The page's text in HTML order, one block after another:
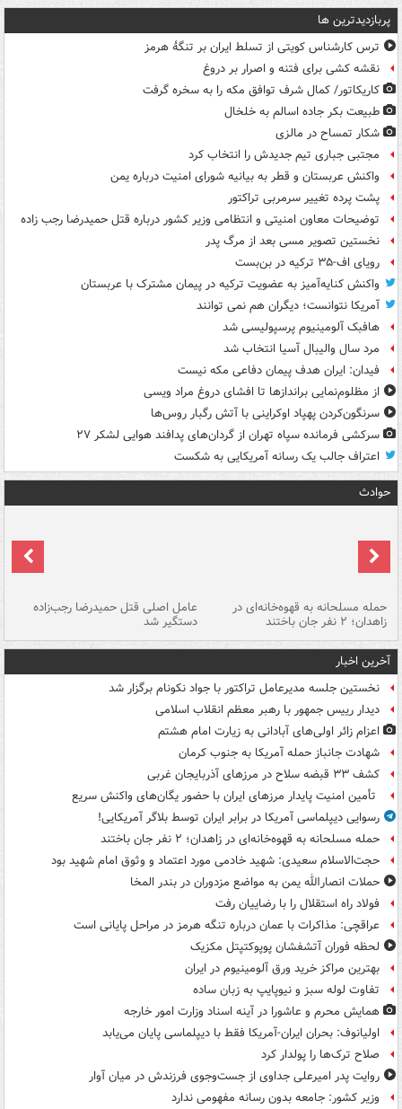
پربازدیدترین ها
ترس کارشناس کویتی از تسلط ایران بر تنگۀ هرمز
نقشه کشی برای فتنه و اصرار بر دروغ
کاریکاتور/ کمال شرف توافق مکه را به سخره گرفت
طبیعت بکر جاده اسالم به خلخال
شکار تمساح در مالزی
مجتبی جباری تیم جدیدش را انتخاب کرد
واکنش عربستان و قطر به بیانیه شورای امنیت درباره یمن
پشت پرده تغییر سرمربی تراکتور
توضیحات معاون امنیتی و انتظامی وزیر کشور درباره قتل حمیدرضا رجب زاده
نخستین تصویر مسی بعد از مرگ پدر
رویای اف-۳۵ ترکیه در بن‌بست
واکنش کنایه‌آمیز به عضویت ترکیه در پیمان مشترک با عربستان
آمریکا نتوانست؛ دیگران هم نمی توانند
هافبک آلومینیوم پرسپولیسی شد
مرد سال والیبال آسیا انتخاب شد
فیدان: ایران هدف پیمان دفاعی مکه نیست
از مظلوم‌نمایی براندازها تا افشای دروغ مراد ویسی
سرنگون‌کردن پهپاد اوکراینی با آتش رگبار روس‌ها
سرکشی فرمانده سپاه تهران از گردان‌های پدافند هوایی لشکر ۲۷
اعتراف جالب یک رسانه آمریکایی به شکست
حوادث
حمله مسلحانه به قهوه‌خانه‌ای در
زاهدان؛ ۲ نفر جان باختند
عامل اصلی قتل حمیدرضا رجب‌زاده
دستگیر شد
آخرین اخبار
نخستین جلسه مدیرعامل تراکتور با جواد نکونام برگزار شد
دیدار رییس جمهور با رهبر معظم انقلاب اسلامی
اعزام زائر اولی‌های آبادانی به زیارت امام هشتم
شهادت جانباز حمله آمریکا به جنوب کرمان
کشف ۳۳ قبضه سلاح در مرزهای آذربایجان غربی
تأمین امنیت پایدار مرزهای ایران با حضور یگان‌های واکنش سریع
رسوایی دیپلماسی آمریکا در برابر ایران توسط بلاگر آمریکایی!
حمله مسلحانه به قهوه‌خانه‌ای در زاهدان؛ ۲ نفر جان باختند
حجت‌الاسلام سعیدی: شهید خادمی مورد اعتماد و وثوق امام شهید بود
حملات انصارالله یمن به مواضع مزدوران در بندر المخا
فولاد راه استقلال را با رضاییان رفت
عراقچی: مذاکرات با عمان درباره تنگه هرمز در مراحل پایانی است
لحظه فوران آتشفشان پوپوکتپتل مکزیک
بهترین مراکز خرید ورق آلومینیوم در ایران
تفاوت لوله سبز و نیوپایپ به زبان ساده
همایش محرم و عاشورا در آینه اسناد وزارت امور خارجه
اولیانوف: بحران ایران-آمریکا فقط با دیپلماسی پایان می‌یابد
صلاح ترک‌ها را پولدار کرد
روایت پدر امیرعلی جداوی از جست‌وجوی فرزندش در میان آوار
وزیر کشور: جامعه بدون رسانه مفهومی ندارد